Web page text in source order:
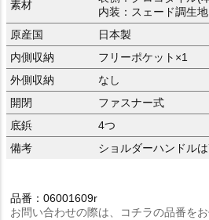
素材
内装：スェード調生
原産国
日本製
内側収納
フリーポケット×1
外側収納
なし
開閉
ファスナー式
底鋲
4つ
備考
ショルダーハンドル
品番：06001609r
お問い合わせの際は、コチラの品番を